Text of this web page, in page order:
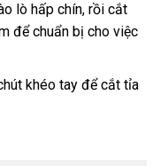
lò hấp chín, rồi cắt
để chuẩn bị cho việc
khéo tay để cắt tỉa